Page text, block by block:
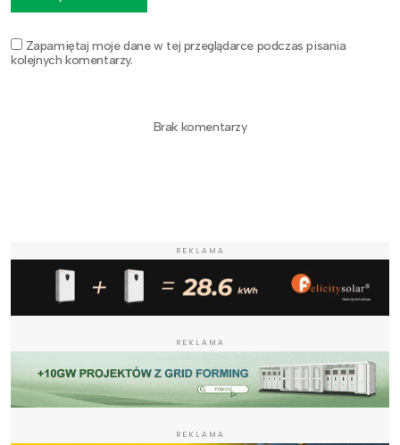
Zapamiętaj moje dane w tej przeglądarce podczas pisania
kolejnych komentarzy.
Brak komentarzy
REKLAMA
REKLAMA
REKLAMA